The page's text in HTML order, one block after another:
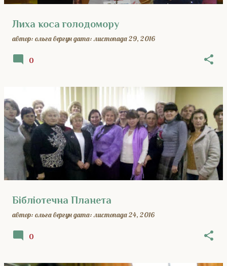
Лиха коса голодомору
автор: ольга вергундата:листопада 29, 2016
0
Бібліотечна Планета
автор: ольга вергундата:листопада 24, 2016
0